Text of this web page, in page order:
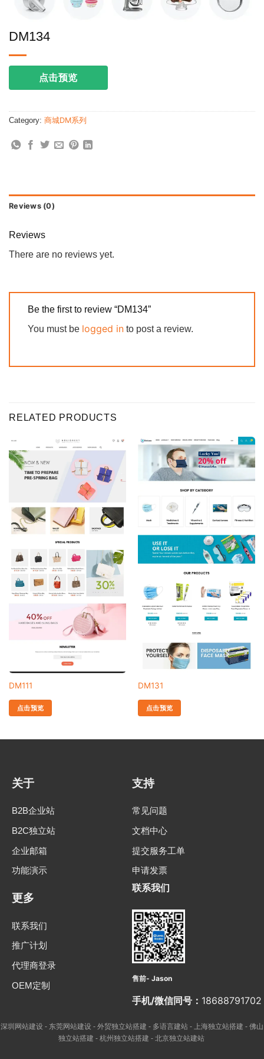
DM134
点击预览
Category: 商城DM系列
Reviews (0)
Reviews
There are no reviews yet.
Be the first to review “DM134”
You must be logged in to post a review.
RELATED PRODUCTS
DM111
点击预览
DM131
点击预览
关于
B2B企业站
B2C独立站
企业邮箱
功能演示
支持
常见问题
文档中心
提交服务工单
申请发票
更多
联系我们
推广计划
代理商登录
OEM定制
联系我们
售前- Jason
手机/微信同号： 18688791702
深圳网站建设 - 东莞网站建设 - 外贸独立站搭建 - 多语言建站 - 上海独立站搭建 - 佛山
独立站搭建 - 杭州独立站搭建 - 北京独立站建站